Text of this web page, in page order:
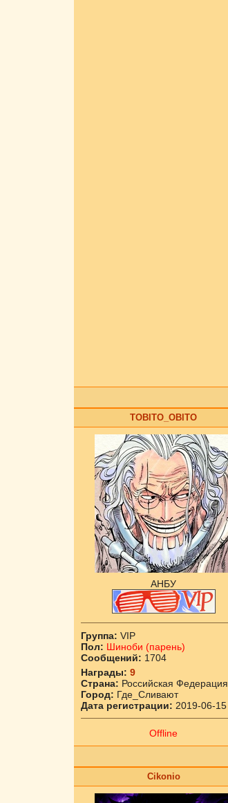
ТОBITO_OBITO
АНБУ
Группа: VIP
Пол: Шиноби (парень)
Сообщений: 1704
Награды: 9
Страна: Российская Федерация
Город: Где_Сливают
Дата регистрации: 2019-06-15
Offline
Cikоnio